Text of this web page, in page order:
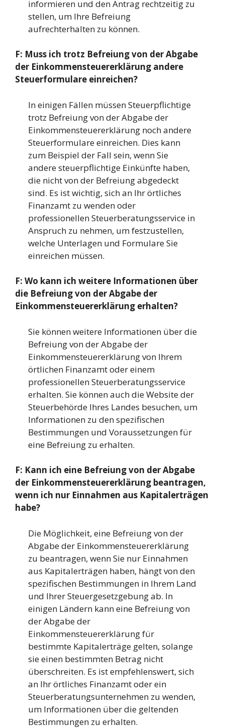
informieren und den Antrag rechtzeitig zu
stellen, um Ihre Befreiung
aufrechterhalten zu können.
F: Muss ich trotz Befreiung von der Abgabe
der Einkommensteuererklärung andere
Steuerformulare einreichen?
In einigen Fällen müssen Steuerpflichtige
trotz Befreiung von der Abgabe der
Einkommensteuererklärung noch andere
Steuerformulare einreichen. Dies kann
zum Beispiel der Fall sein, wenn Sie
andere steuerpflichtige Einkünfte haben,
die nicht von der Befreiung abgedeckt
sind. Es ist wichtig, sich an Ihr örtliches
Finanzamt zu wenden oder
professionellen Steuerberatungsservice in
Anspruch zu nehmen, um festzustellen,
welche Unterlagen und Formulare Sie
einreichen müssen.
F: Wo kann ich weitere Informationen über
die Befreiung von der Abgabe der
Einkommensteuererklärung erhalten?
Sie können weitere Informationen über die
Befreiung von der Abgabe der
Einkommensteuererklärung von Ihrem
örtlichen Finanzamt oder einem
professionellen Steuerberatungsservice
erhalten. Sie können auch die Website der
Steuerbehörde Ihres Landes besuchen, um
Informationen zu den spezifischen
Bestimmungen und Voraussetzungen für
eine Befreiung zu erhalten.
F: Kann ich eine Befreiung von der Abgabe
der Einkommensteuererklärung beantragen,
wenn ich nur Einnahmen aus Kapitalerträgen
habe?
Die Möglichkeit, eine Befreiung von der
Abgabe der Einkommensteuererklärung
zu beantragen, wenn Sie nur Einnahmen
aus Kapitalerträgen haben, hängt von den
spezifischen Bestimmungen in Ihrem Land
und Ihrer Steuergesetzgebung ab. In
einigen Ländern kann eine Befreiung von
der Abgabe der
Einkommensteuererklärung für
bestimmte Kapitalerträge gelten, solange
sie einen bestimmten Betrag nicht
überschreiten. Es ist empfehlenswert, sich
an Ihr örtliches Finanzamt oder ein
Steuerberatungsunternehmen zu wenden,
um Informationen über die geltenden
Bestimmungen zu erhalten.